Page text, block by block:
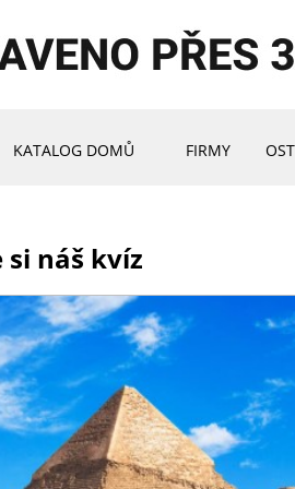
KATALOG DOMŮ FIRMY
si náš kvíz